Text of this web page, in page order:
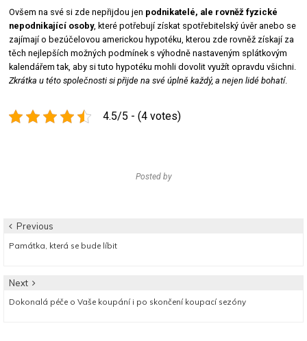
Ovšem na své si zde nepřijdou jen podnikatelé, ale rovněž fyzické
nepodnikající osoby, které potřebují získat spotřebitelský úvěr anebo se
zajímají o bezúčelovou americkou hypotéku, kterou zde rovněž získají za
těch nejlepších možných podmínek s výhodně nastaveným splátkovým
kalendářem tak, aby si tuto hypotéku mohli dovolit využít opravdu všichni.
Zkrátka u této společnosti si přijde na své úplně každý, a nejen lidé bohatí.
4.5/5 - (4 votes)
Posted by
Navigace
pro
příspěvek
Previous
Previous
Památka, která se bude líbit
Next
Next
Dokonalá péče o Vaše koupání i po skončení koupací sezóny